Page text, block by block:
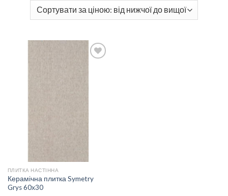
ПЛИТКА НАСТІННА
Керамічна плитка Symetry
Grys 60х30